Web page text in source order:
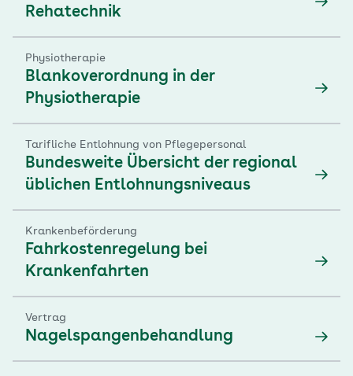
Rehatechnik
Physiotherapie
Blankoverordnung in der
Physiotherapie
Tarifliche Entlohnung von Pflegepersonal
Bundesweite Übersicht der regional
üblichen Entlohnungsniveaus
Krankenbeförderung
Fahrkostenregelung bei
Krankenfahrten
Vertrag
Nagelspangenbehandlung